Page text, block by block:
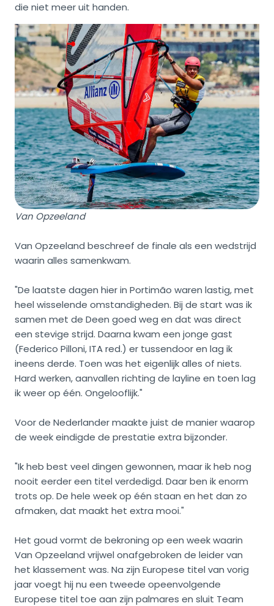
die niet meer uit handen.
Van Opzeeland
Van Opzeeland beschreef de finale als een wedstrijd
waarin alles samenkwam.
"De laatste dagen hier in Portimão waren lastig, met
heel wisselende omstandigheden. Bij de start was ik
samen met de Deen goed weg en dat was direct
een stevige strijd. Daarna kwam een jonge gast
(Federico Pilloni, ITA red.) er tussendoor en lag ik
ineens derde. Toen was het eigenlijk alles of niets.
Hard werken, aanvallen richting de layline en toen lag
ik weer op één. Ongelooflijk."
Voor de Nederlander maakte juist de manier waarop
de week eindigde de prestatie extra bijzonder.
"Ik heb best veel dingen gewonnen, maar ik heb nog
nooit eerder een titel verdedigd. Daar ben ik enorm
trots op. De hele week op één staan en het dan zo
afmaken, dat maakt het extra mooi."
Het goud vormt de bekroning op een week waarin
Van Opzeeland vrijwel onafgebroken de leider van
het klassement was. Na zijn Europese titel van vorig
jaar voegt hij nu een tweede opeenvolgende
Europese titel toe aan zijn palmares en sluit Team